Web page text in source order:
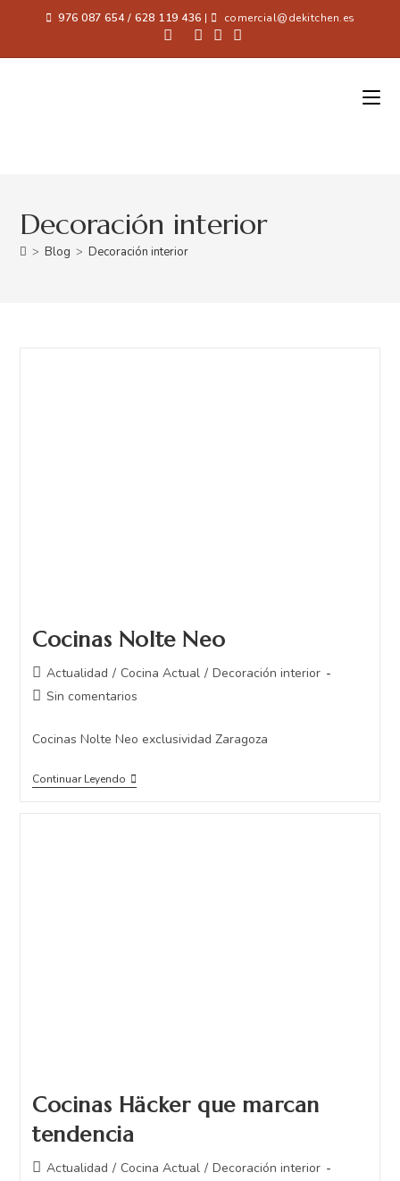
976 087 654 / 628 119 436 | comercial@dekitchen.es
Decoración interior
> Blog > Decoración interior
Cocinas Nolte Neo
Actualidad / Cocina Actual / Decoración interior
Sin comentarios
Cocinas Nolte Neo exclusividad Zaragoza
Continuar Leyendo
Cocinas Häcker que marcan
tendencia
Actualidad / Cocina Actual / Decoración interior